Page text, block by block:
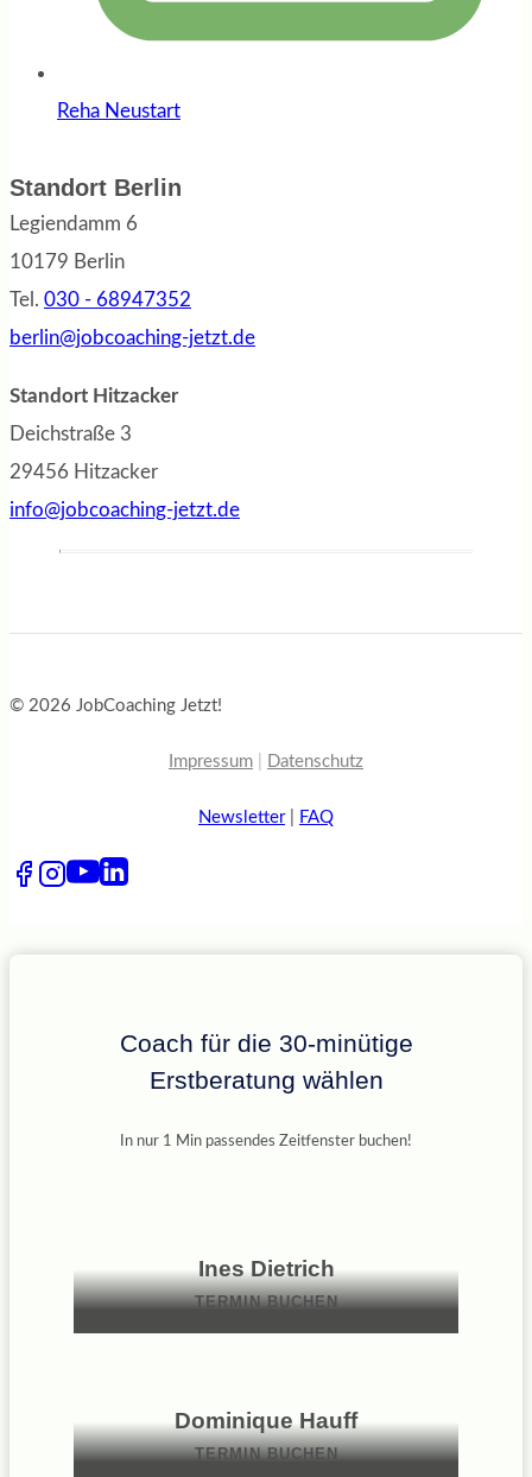
Reha Neustart
Standort Berlin
Legiendamm 6
10179 Berlin
Tel. 030 - 68947352
berlin@jobcoaching-jetzt.de
Standort Hitzacker
Deichstraße 3
29456 Hitzacker
info@jobcoaching-jetzt.de
© 2026 JobCoaching Jetzt!
Impressum Datenschutz
Newsletter| FAQ
Coach für die 30-minütige
Erstberatung wählen
In nur 1 Min passendes Zeitfenster buchen!
Ines Dietrich
TERMIN BUCHEN
Dominique Hauff
TERMIN BUCHEN